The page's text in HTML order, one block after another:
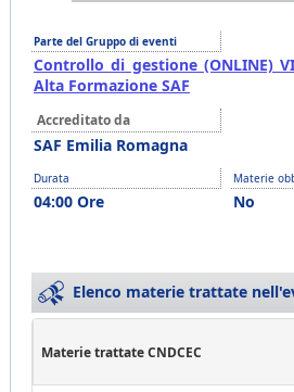
Parte del Gruppo di eventi
Controllo di gestione (ONLINE)
Alta Formazione SAF
Accreditato da
SAF Emilia Romagna
Durata
04:00 Ore
Materie
No
Elenco materie trattate
Materie trattate CNDCEC